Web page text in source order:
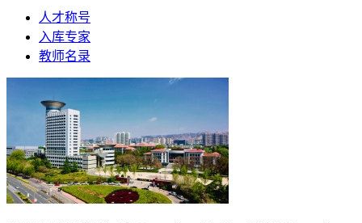
人才称号
入库专家
教师名录